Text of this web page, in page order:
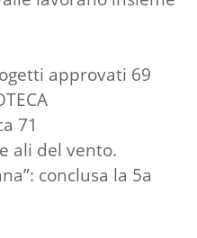
approvati 69
71
ali del vento.
conclusa la 5a